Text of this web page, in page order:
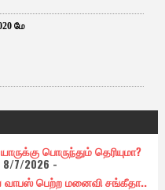
மே
பொருந்தும் தெரியுமா?
7/2026 -
வாபஸ் பெற்ற மனைவி சங்கீதா..